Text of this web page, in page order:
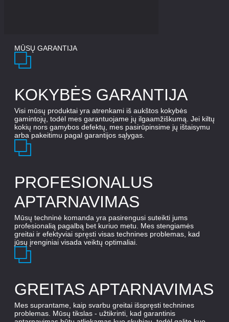
MŪSŲ GARANTIJA
KOKYBĖS GARANTIJA
Visi mūsų produktai yra atrenkami iš aukštos kokybės
gamintojų, todėl mes garantuojame jų ilgaamžiškumą. Jei kiltų
kokių nors gamybos defektų, mes pasirūpinsime jų ištaisymu
arba pakeitimu pagal garantijos sąlygas.
PROFESIONALUS
APTARNAVIMAS
Mūsų techninė komanda yra pasirengusi suteikti jums
profesionalią pagalbą bet kuriuo metu. Mes stengiamės
greitai ir efektyviai spręsti visas technines problemas, kad
jūsų įrenginiai visada veiktų optimaliai.
GREITAS APTARNAVIMAS
Mes suprantame, kaip svarbu greitai išspręsti technines
problemas. Mūsų tikslas - užtikrinti, kad garantinis